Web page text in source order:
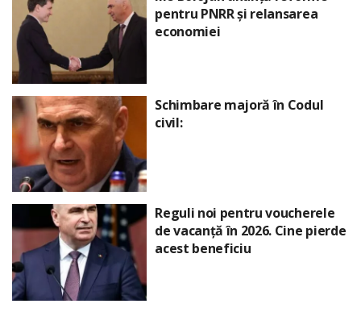
pentru PNRR și relansarea
economiei
Schimbare majoră în Codul
civil:
Reguli noi pentru voucherele
de vacanță în 2026. Cine pierde
acest beneficiu